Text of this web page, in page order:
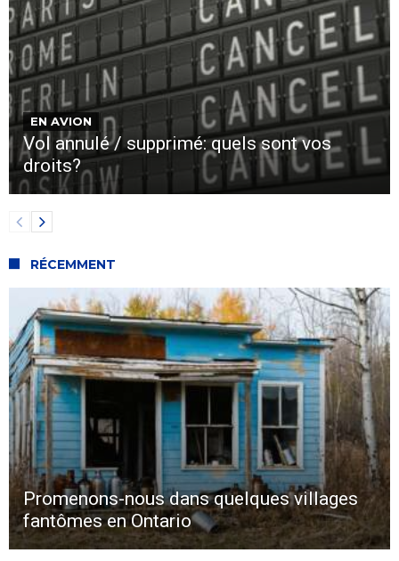
EN AVION
Vol annulé / supprimé: quels sont vos
droits?
RÉCEMMENT
Promenons-nous dans quelques villages
fantômes en Ontario